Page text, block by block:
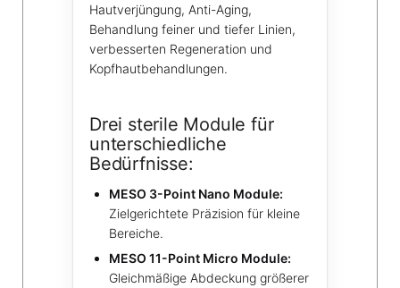
Hautverjüngung, Anti-Aging,
Behandlung feiner und tiefer Linien,
verbesserten Regeneration und
Kopfhautbehandlungen.
Drei sterile Module für
unterschiedliche
Bedürfnisse:
MESO 3-Point Nano Module:
Zielgerichtete Präzision für kleine
Bereiche.
MESO 11-Point Micro Module:
Gleichmäßige Abdeckung größerer